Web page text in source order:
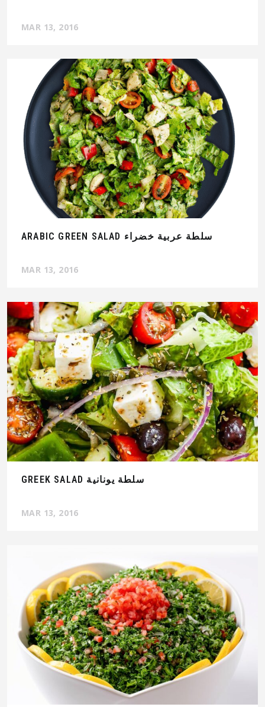
MAR 13, 2016
ARABIC GREEN SALAD سلطة عربية خضراء
MAR 13, 2016
GREEK SALAD سلطة يونانية
MAR 13, 2016